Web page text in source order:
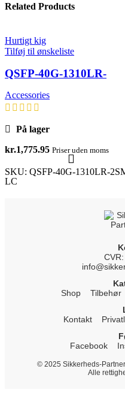
Related Products
Hurtigt kig
Tilføj til ønskeliste
QSFP-40G-1310LR-
Accessories
På lager
kr.1,775.95 Priser uden moms
SKU: QSFP-40G-1310LR-
LC
Shop
Tilbehør
Kontakt
Facebook
© 2025 Sikkerheds-
Alle